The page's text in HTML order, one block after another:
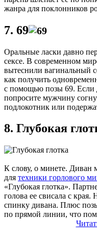
жанра для поклонников
7. 69
Оральные ласки давно
сексе. В современном
вытеснили вагинальный
как получить
с помощью позы 69. Если
попросите мужчину
подлокотник или
8. Глубокая
К слову, о минете. Диван
для техники горлового
«Глубокая глотка».
голова ее свисала с
спинку дивана. Плюс
по прямой линии, что